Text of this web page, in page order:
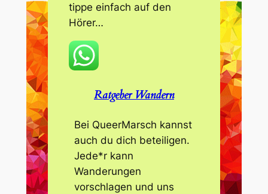
tippe einfach auf den
Hörer…
Ratgeber Wandern
Bei QueerMarsch kannst
auch du dich beteiligen.
Jede*r kann
Wanderungen
vorschlagen und uns